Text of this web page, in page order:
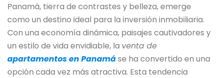
Panamá, tierra de contrastes y belleza, emerge
como un destino ideal para la inversión inmobiliaria.
Con una economía dinámica, paisajes cautivadores y
un estilo de vida envidiable, la venta de
apartamentos en Panamáse ha convertido en una
opción cada vez más atractiva. Esta tendencia